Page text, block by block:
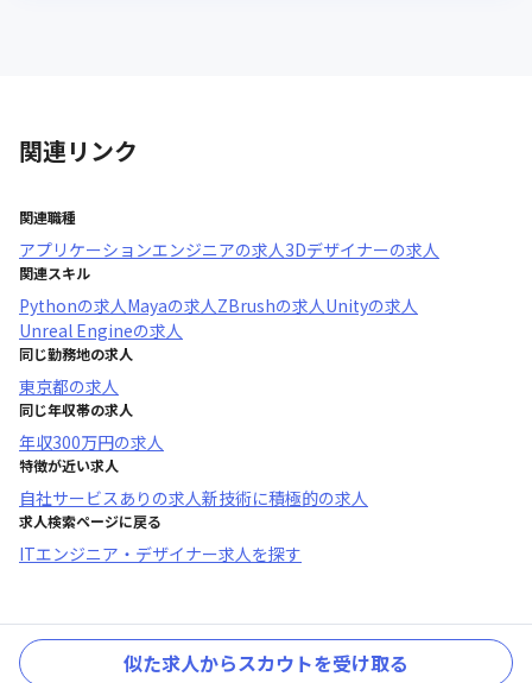
関連リンク
関連職種
アプリケーションエンジニアの求人3Dデザイナーの求人
関連スキル
Pythonの求人Mayaの求人ZBrushの求人Unityの求人
Unreal Engineの求人
同じ勤務地の求人
東京都の求人
同じ年収帯の求人
年収300万円の求人
特徴が近い求人
自社サービスあり の求人新技術に積極的の求人
求人検索ページに戻る
ITエンジニア・デザイナー求人を探す
似た求人からスカウトを受け取る